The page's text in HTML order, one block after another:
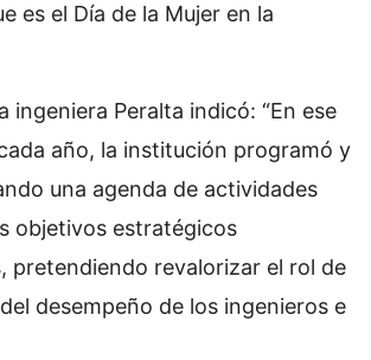
es el Día de la Mujer en la
ingeniera Peralta indicó: “En ese
año, la institución programó y
una agenda de actividades
objetivos estratégicos
pretendiendo revalorizar el rol de
desempeño de los ingenieros e